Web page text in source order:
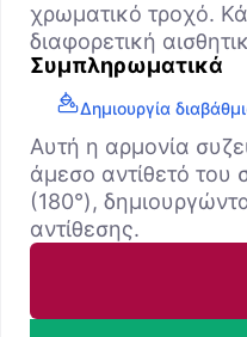
χρωματικό τροχό.
διαφορετική
Συμπληρωματικά
Δημιουργία
Αυτή η αρμονία
άμεσο αντίθετό του
(180°),
αντίθεσης.